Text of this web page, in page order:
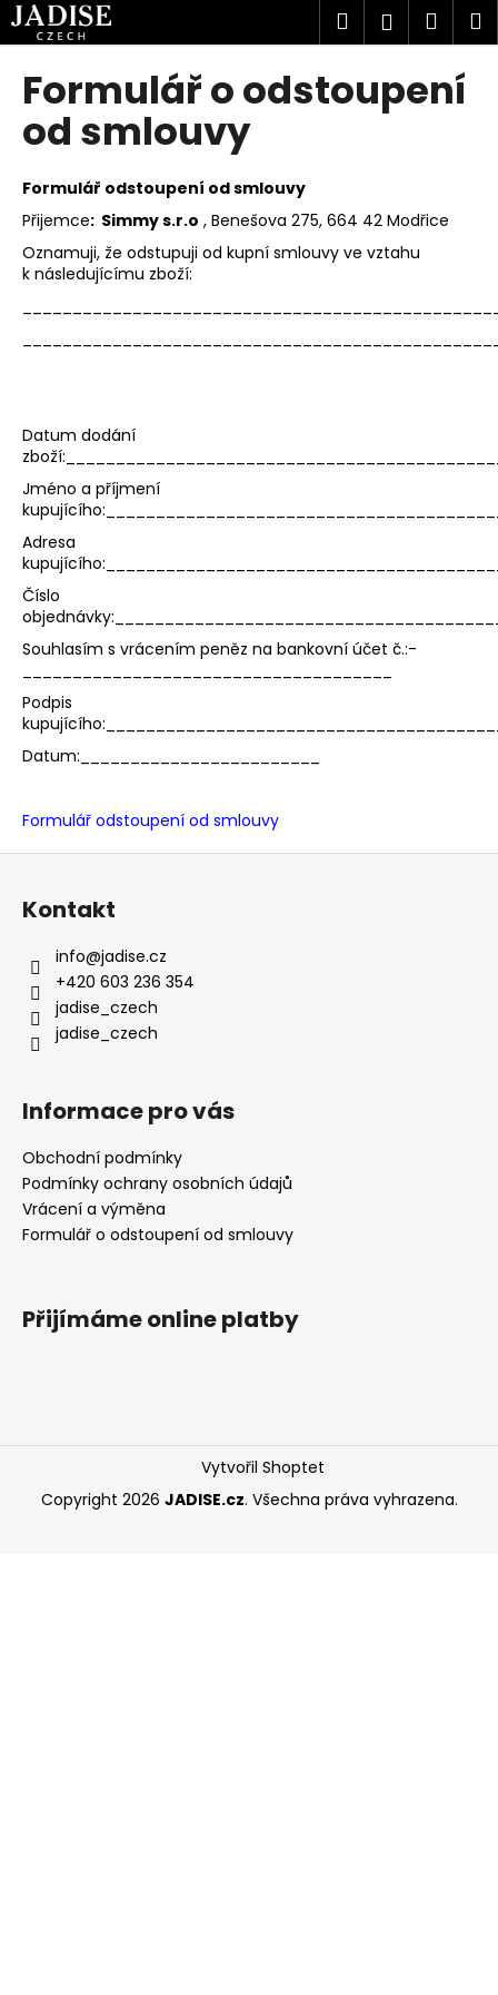
Přejít
na
obsah
Hledat
Formulář o odstoupení
od smlouvy
Formulář odstoupení od smlouvy
Přijemce: Simmy s.r.o , Benešova 275, 664 42 Modřice
Oznamuji, že odstupuji od kupní smlouvy ve vztahu
k následujícímu zboží:
Datum dodání
Jméno a příjmení
Adresa
Číslo
Souhlasím s vrácením peněz na bankovní účet č.:­­­­­­­­­­­­­­­­­­­­­­­­­­­­­­­­­­­­­­­­­­
Podpis
Datum:________________________
Formulář odstoupení od smlouvy
K
o
C
o
p
o
t
ř
b
u
t
e
n
a
j
í
t
?
Z
Kontakt
info@jadise.cz
+420 603 236 354
jadise_czech
jadise_czech
Informace pro vás
Obchodní podmínky
Podmínky ochrany osobních údajů
Vrácení a výměna
Formulář o odstoupení od smlouvy
Přijímáme online platby
Vytvořil Shoptet
Copyright 2026 JADISE.cz. Všechna práva vyhrazena.